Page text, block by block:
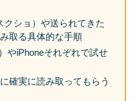
クショ）や送られてきた
取る具体的な手順
やiPhoneそれぞれで試せ
確実に読み取ってもらう